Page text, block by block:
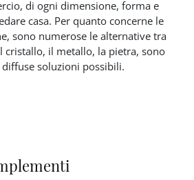
di ogni dimensione, forma e
casa. Per quanto concerne le
sono numerose le alternative tra
cristallo, il metallo, la pietra, sono
soluzioni possibili.